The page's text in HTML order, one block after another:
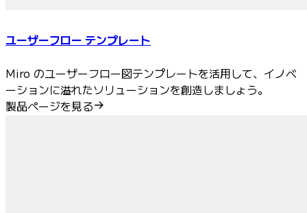
ユーザーフロー テンプレート
Miro のユーザーフロー図テンプレートを活用して、イノベ
ーションに溢れたソリューションを創造しましょう。
製品ページを見る